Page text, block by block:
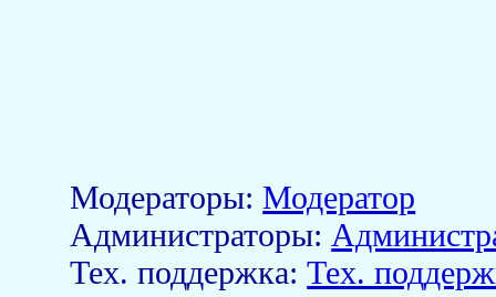
Модераторы:Модератор
Aдминистраторы:
Тех. поддержка:Тех.